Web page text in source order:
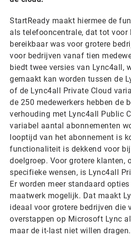
StartReady maakt hiermee de
als telefooncentrale, dat tot voor
bereikbaar was voor grotere
voor bedrijven vanaf tien
biedt twee versies van Lync4all,
gemaakt kan worden tussen de
of de Lync4all Private Cloud
de 250 medewerkers hebben de
verhouding met Lync4all Public
variabel aantal abonnementen
looptijd van het abonnement is
functionaliteit is dekkend voor
doelgroep. Voor grotere klanten,
specifieke wensen, is Lync4all
Er worden meer standaard
maatwerk mogelijk. Dat maakt
ideaal voor grotere bedrijven die
overstappen op Microsoft Lync
maar de it-last niet willen dragen.